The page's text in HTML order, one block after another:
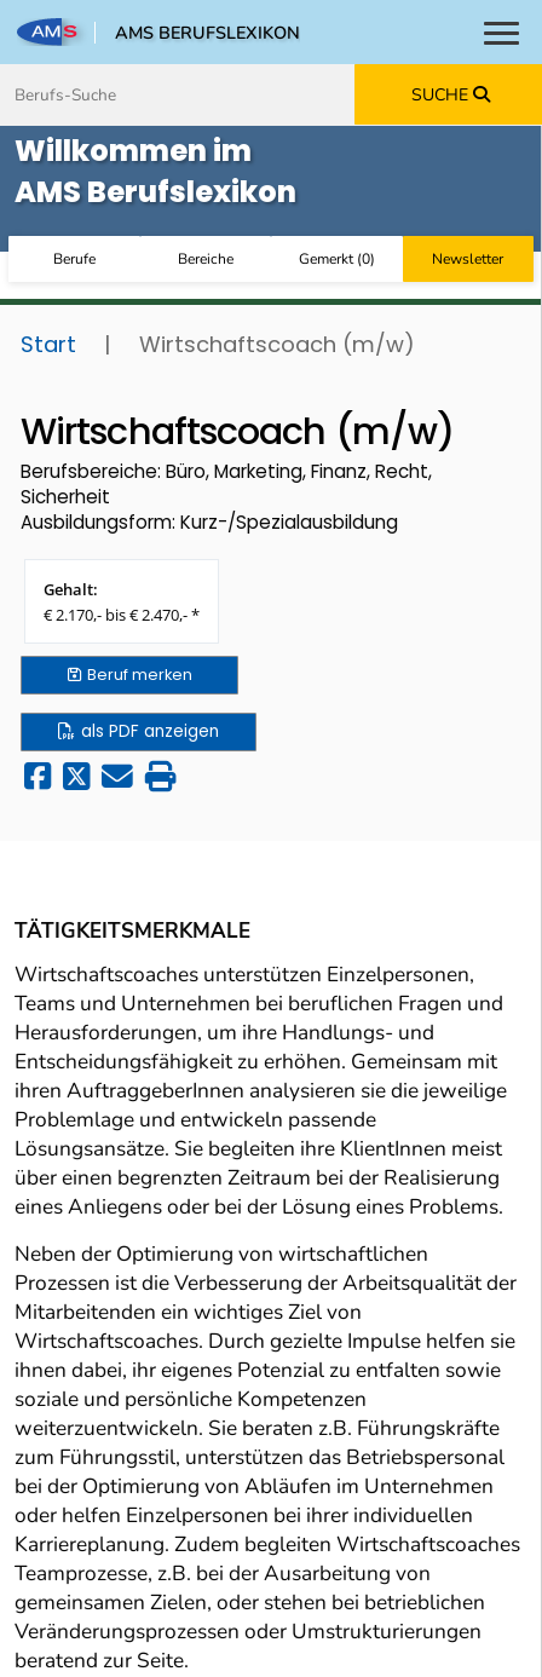
AMS BERUFSLEXIKON
SUCHE
Willkommen im
AMS Berufslexikon
Berufe Bereiche Gemerkt(0) Newsletter
Start | Wirtschaftscoach (m/w)
Wirtschaftscoach (m/w)
Berufsbereiche: Büro, Marketing, Finanz, Recht,
Sicherheit
Ausbildungsform: Kurz-/Spezialausbildung
Gehalt:
€ 2.170,- bis € 2.470,- *
Berufmerken
als PDF anzeigen
TÄTIGKEITSMERKMALE
Wirtschaftscoaches unterstützen Einzelpersonen,
Teams und Unternehmen bei beruflichen Fragen und
Herausforderungen, um ihre Handlungs- und
Entscheidungsfähigkeit zu erhöhen. Gemeinsam mit
ihren AuftraggeberInnen analysieren sie die jeweilige
Problemlage und entwickeln passende
Lösungsansätze. Sie begleiten ihre KlientInnen meist
über einen begrenzten Zeitraum bei der Realisierung
eines Anliegens oder bei der Lösung eines Problems.
Neben der Optimierung von wirtschaftlichen
Prozessen ist die Verbesserung der Arbeitsqualität der
Mitarbeitenden ein wichtiges Ziel von
Wirtschaftscoaches. Durch gezielte Impulse helfen sie
ihnen dabei, ihr eigenes Potenzial zu entfalten sowie
soziale und persönliche Kompetenzen
weiterzuentwickeln. Sie beraten z.B. Führungskräfte
zum Führungsstil, unterstützen das Betriebspersonal
bei der Optimierung von Abläufen im Unternehmen
oder helfen Einzelpersonen bei ihrer individuellen
Karriereplanung. Zudem begleiten Wirtschaftscoaches
Teamprozesse, z.B. bei der Ausarbeitung von
gemeinsamen Zielen, oder stehen bei betrieblichen
Veränderungsprozessen oder Umstrukturierungen
beratend zur Seite.